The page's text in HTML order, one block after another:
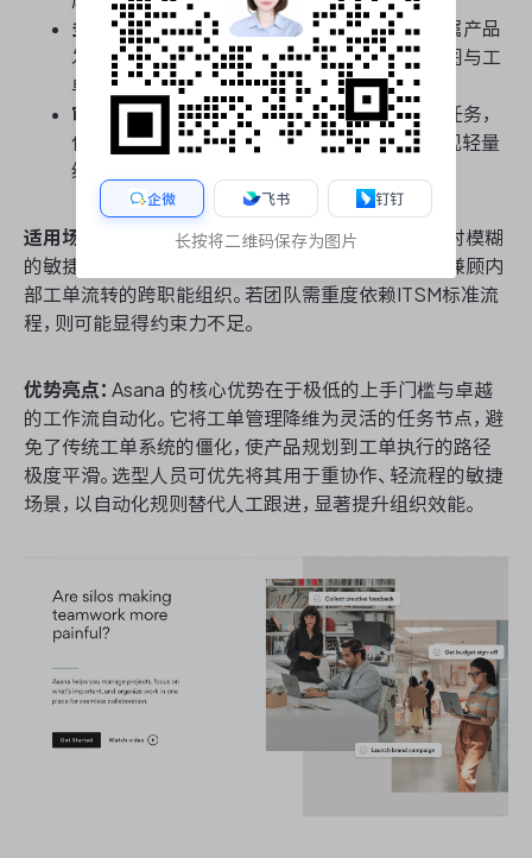
多项目关联与跨视图追踪：单条工单可同时归属产品
发布与缺陷修复等多个项目，确保在产品路线图与工
单执行看板中数据实时同步，打破信息孤岛。
审批节点内嵌：在工单流转中直接嵌入审批子任务，
使需求评审与Bug修复确认无需脱离系统，实现轻量
级的工单闭环管理。
适用场景：
适合追求轻量级协作、产品与研发边界相对模糊
的敏捷团队，或以市场运营、项目交付为主导且需要兼顾内
部工单流转的跨职能组织。若团队需重度依赖ITSM标准流
程，则可能显得约束力不足。
优势亮点： Asana 的核心优势在于极低的上手门槛与卓越
的工作流自动化。它将工单管理降维为灵活的任务节点，避
免了传统工单系统的僵化，使产品规划到工单执行的路径
极度平滑。选型人员可优先将其用于重协作、轻流程的敏捷
场景，以自动化规则替代人工跟进，显著提升组织效能。
企微 飞书 钉钉
长按将二维码保存为图片